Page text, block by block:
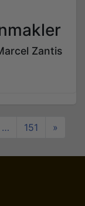
Zantis
… 151 »